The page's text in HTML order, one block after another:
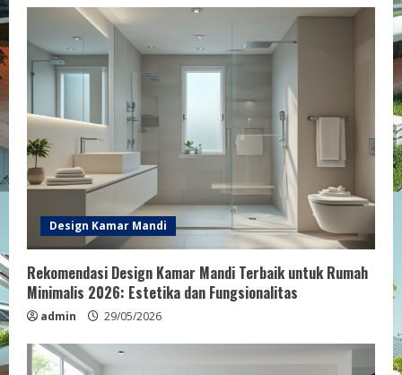
Design Kamar Mandi
Rekomendasi Design Kamar Mandi Terbaik untuk Rumah
Minimalis 2026: Estetika dan Fungsionalitas
admin 29/05/2026